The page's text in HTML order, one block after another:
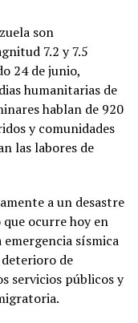
son
7.2 y 7.5
24 de junio,
humanitarias de
hablan de 920
y comunidades
las labores de
a un desastre
ocurre hoy en
emergencia sísmica
de
servicios públicos y